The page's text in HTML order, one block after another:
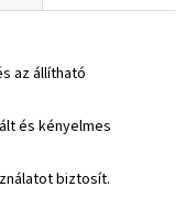
az állítható
és kényelmes
biztosít.